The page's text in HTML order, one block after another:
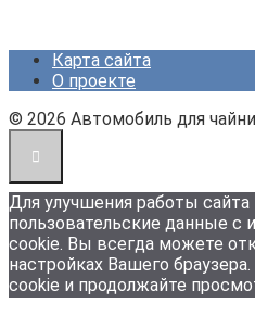
Карта сайта
О проекте
© 2026 Автомобиль для
Для улучшения работы
пользовательские данные с
cookie. Вы всегда можете
настройках Вашего
cookie и продолжайте